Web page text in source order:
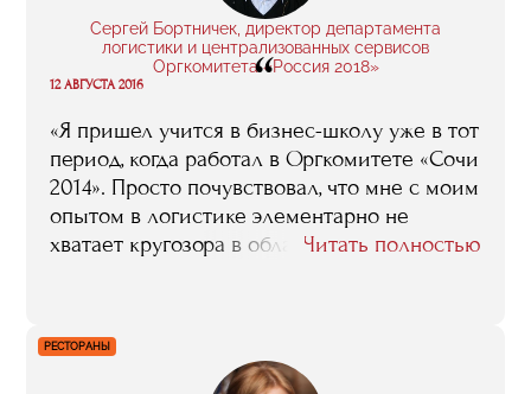
я провела не зря: это было интересно. И
что, самое главное, полезно».
Сергей Бортничек, директор департамента
логистики и централизованных сервисов
Оргкомитета «Россия 2018»
“
12 АВГУСТА 2016
«Я пришел учится в бизнес-школу уже в тот
период, когда работал в Оргкомитете «Сочи
2014». Просто почувствовал, что мне с моим
опытом в логистике элементарно не
хватает кругозора в области именно
функционируют спонсорские программы,
вообще был довольно далек от этой
Читать полностью
РЕСТОРАНЫ